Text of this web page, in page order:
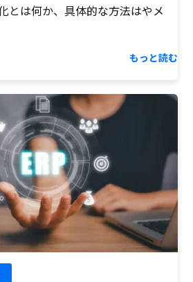
とは何か、具体的な方法はやメ
もっと読む